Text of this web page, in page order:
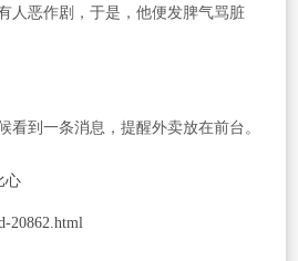
人恶作剧，于是，他便发脾气骂脏
到一条消息，提醒外卖放在前台。
心
20862.html